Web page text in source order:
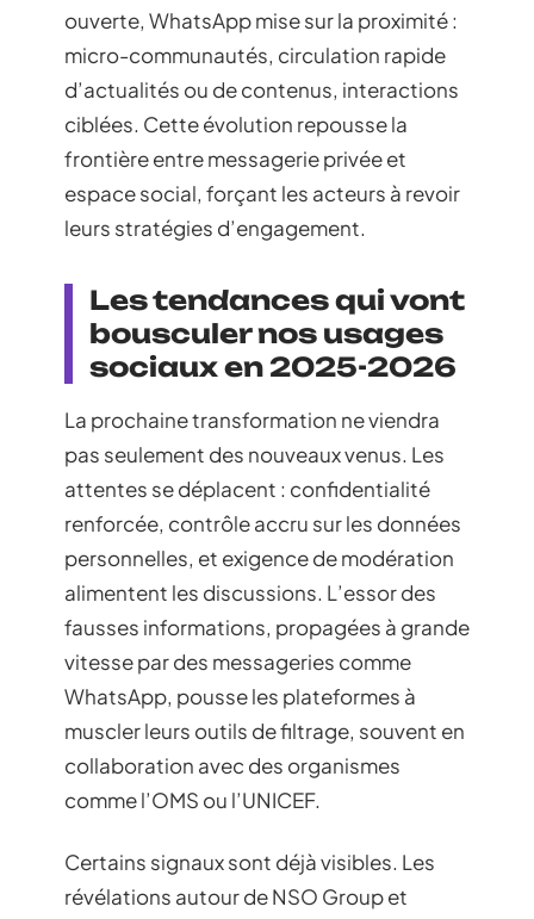
ouverte, WhatsApp mise sur la proximité :
micro-communautés, circulation rapide
d’actualités ou de contenus, interactions
ciblées. Cette évolution repousse la
frontière entre messagerie privée et
espace social, forçant les acteurs à revoir
leurs stratégies d’engagement.
Les tendances qui vont
bousculer nos usages
sociaux en 2025-2026
La prochaine transformation ne viendra
pas seulement des nouveaux venus. Les
attentes se déplacent : confidentialité
renforcée, contrôle accru sur les données
personnelles, et exigence de modération
alimentent les discussions. L’essor des
fausses informations, propagées à grande
vitesse par des messageries comme
WhatsApp, pousse les plateformes à
muscler leurs outils de filtrage, souvent en
collaboration avec des organismes
comme l’OMS ou l’UNICEF.
Certains signaux sont déjà visibles. Les
révélations autour de NSO Group et